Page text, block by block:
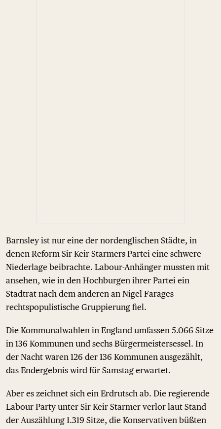
Barnsley ist nur eine der nordenglischen Städte, in
denen Reform Sir Keir Starmers Partei eine schwere
Niederlage beibrachte. Labour-Anhänger mussten mit
ansehen, wie in den Hochburgen ihrer Partei ein
Stadtrat nach dem anderen an Nigel Farages
rechtspopulistische Gruppierung fiel.
Die Kommunalwahlen in England umfassen 5.066 Sitze
in 136 Kommunen und sechs Bürgermeistersessel. In
der Nacht waren 126 der 136 Kommunen ausgezählt,
das Endergebnis wird für Samstag erwartet.
Aber es zeichnet sich ein Erdrutsch ab. Die regierende
Labour Party unter Sir Keir Starmer verlor laut Stand
der Auszählung 1.319 Sitze, die Konservativen büßten